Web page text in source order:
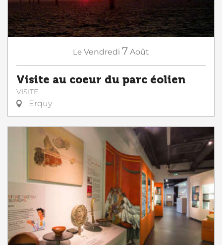
Le Vendredi 7 Août
Visite au coeur du parc éolien
VISITE
Erquy